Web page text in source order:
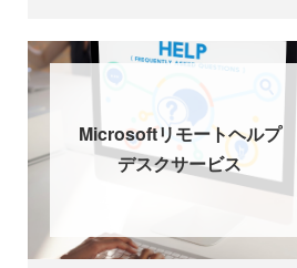
Microsoftリモートヘルプ
デスクサービス